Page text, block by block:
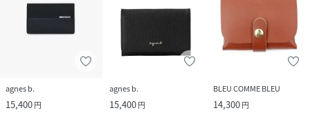
agnes b.
15,400円
agnes b.
15,400円
BLEU COMME BLEU
14,300円